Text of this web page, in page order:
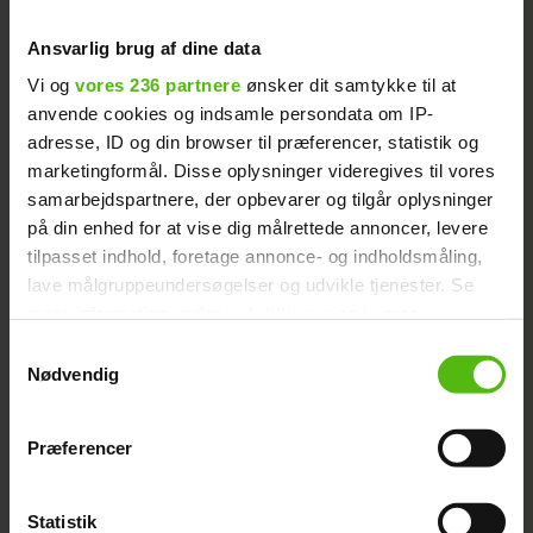
Ansvarlig brug af dine data
Vi og vores 236 partnere ønsker dit samtykke til at
anvende cookies og indsamle persondata om IP-
adresse, ID og din browser til præferencer, statistik og
marketingformål. Disse oplysninger videregives til vores
samarbejdspartnere, der opbevarer og tilgår oplysninger
på din enhed for at vise dig målrettede annoncer, levere
tilpasset indhold, foretage annonce- og indholdsmåling,
lave målgruppeundersøgelser og udvikle tjenester. Se
tilbage eller ændre indstillinger fra vores
"Cookiedeklaration", eller ved at trykke på "Privacy
Nødvendig
Præferencer
Statistik
Planen virkede, for manden kørte med det
samme, da venindens bil rullede ind på
tankstationen. Derefter kunne Sy Lee
vække Rune, der havde sovet fra alt
dramaet på bagsædet af bilen. Sy Lee
stedet hente den, når dagslyset igen var
Det har uden tvivl været en sommer, der